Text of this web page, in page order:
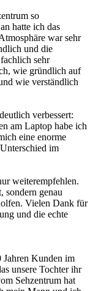
so
hatte ich das
war sehr
und die
sehr
wie gründlich auf
wie verständlich
verbessert:
am Laptop habe ich
eine enorme
im
weiterempfehlen.
sondern genau
Vielen Dank für
und die echte
Jahren Kunden im
unsere Tochter ihr
Sehzentrum hat